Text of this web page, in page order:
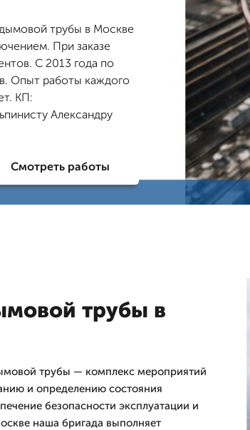
трубы в Москве
При заказе
С 2013 года по
Опыт работы каждого
КП:
Александру
Смотреть работы
трубы в
трубы — комплекс мероприятий
и определению состояния
безопасности эксплуатации и
наша бригада выполняет